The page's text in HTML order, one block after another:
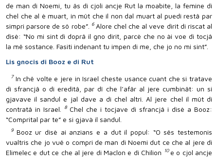
de man di Noemi, tu âs di cjoli ancje Rut la moabite, la femine di
chel che al è muart, in mût che il non dal muart al puedi restâ par
simpri parsore de sô robe”.
6 Alore chel che al veve dirit di riscat al
disè: “No mi sint di doprâ il gno dirit, parcè che no ài voe di tocjâ
la mê sostance. Fasiti indenant tu impen di me, che jo no mi sint”.
Lis gnocis di Booz e di Rut
7 In chê volte e jere in Israel cheste usance cuant che si tratave
di sfrancjâ o di ereditâ, par dî che l’afâr al jere cumbinât: un si
gjavave il sandul e jal dave a di chel altri. Al jere chel il mût di
contratâ in Israel.
8 Chel che i tocjave di sfrancjâ i disè a Booz:
“Comprital par te” e si gjavà il sandul.
9 Booz ur disè ai anzians e a dut il popul: “O sês testemonis
vualtris che jo vuê o compri de man di Noemi dut ce che al jere di
Elimelec e dut ce che al jere di Maclon e di Chilion
10 e o cjol ancje